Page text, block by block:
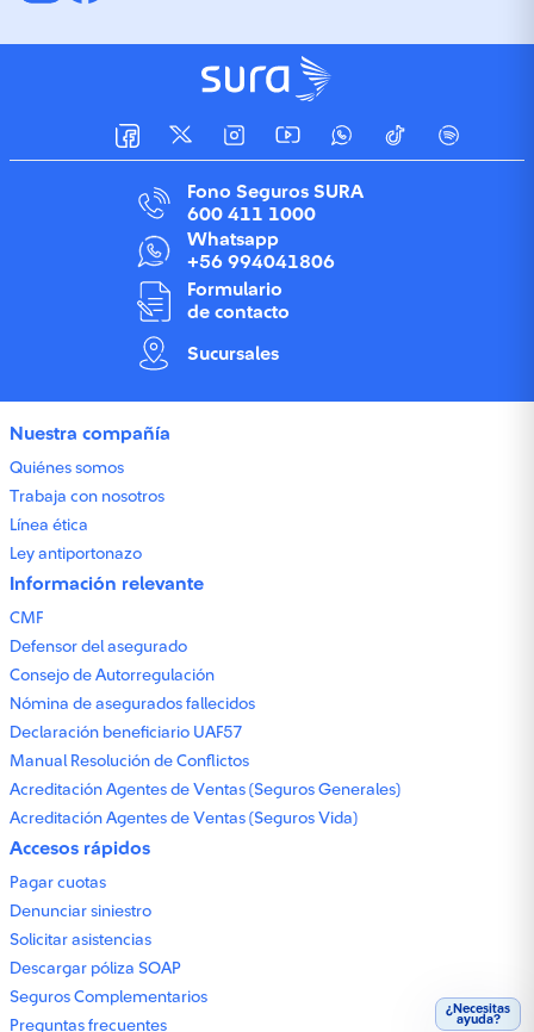
¿Necesitas
ayuda?
Fono Seguros SURA
600 411 1000
Whatsapp
+56 994041806
Formulario
de contacto
Sucursales
Nuestra compañía
Quiénes somos
Trabaja con nosotros
Línea ética
Ley antiportonazo
Información relevante
CMF
Defensor del asegurado
Consejo de Autorregulación
Nómina de asegurados fallecidos
Declaración beneficiario UAF57
Manual Resolución de Conflictos
Acreditación Agentes de Ventas (Seguros Generales)
Acreditación Agentes de Ventas (Seguros Vida)
Accesos rápidos
Pagar cuotas
Denunciar siniestro
Solicitar asistencias
Descargar póliza SOAP
Seguros Complementarios
Preguntas frecuentes